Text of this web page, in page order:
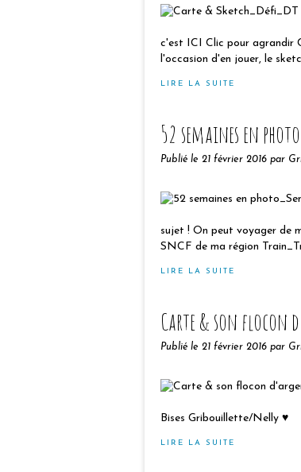
c'est ICI Clic pour agrandir
l'occasion d'en jouer, le
LIRE LA SUITE
52 semaines en
Publié le 21 février 2016 par
sujet ! On peut voyager de
SNCF de ma région
LIRE LA SUITE
Carte & son flocon
Publié le 21 février 2016 par
Bises Gribouillette/Nelly ♥
LIRE LA SUITE